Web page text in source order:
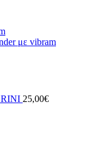
με vibram
25,00€